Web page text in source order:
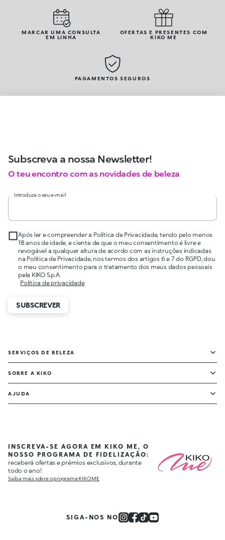
MARCAR UMA CONSULTA
EM LINHA
OFERTAS E PRESENTES COM
KIKO ME
PAGAMENTOS SEGUROS
Subscreva a nossa Newsletter!
O teu encontro com as novidades de beleza
Introduza o seu e-mail
Após ler e compreender a Política de Privacidade, tendo pelo menos
18 anos de idade, e ciente de que o meu consentimento é livre e
revogável a qualquer altura de acordo com as instruções indicadas
na Política de Privacidade, nos termos dos artigos 6 e 7 do RGPD, dou
o meu consentimento para o tratamento dos meus dados pessoais
pela KIKO S.p.A.
Política de privacidade
SUBSCREVER
SERVIÇOS DE BELEZA
SOBRE A KIKO
AJUDA
INSCREVA-SE AGORA EM KIKO ME, O
NOSSO PROGRAMA DE FIDELIZAÇÃO:
receberá ofertas e prémios exclusivos, durante
todo o ano!
Saiba mais sobre o programa KIKO ME
SIGA-NOS NO